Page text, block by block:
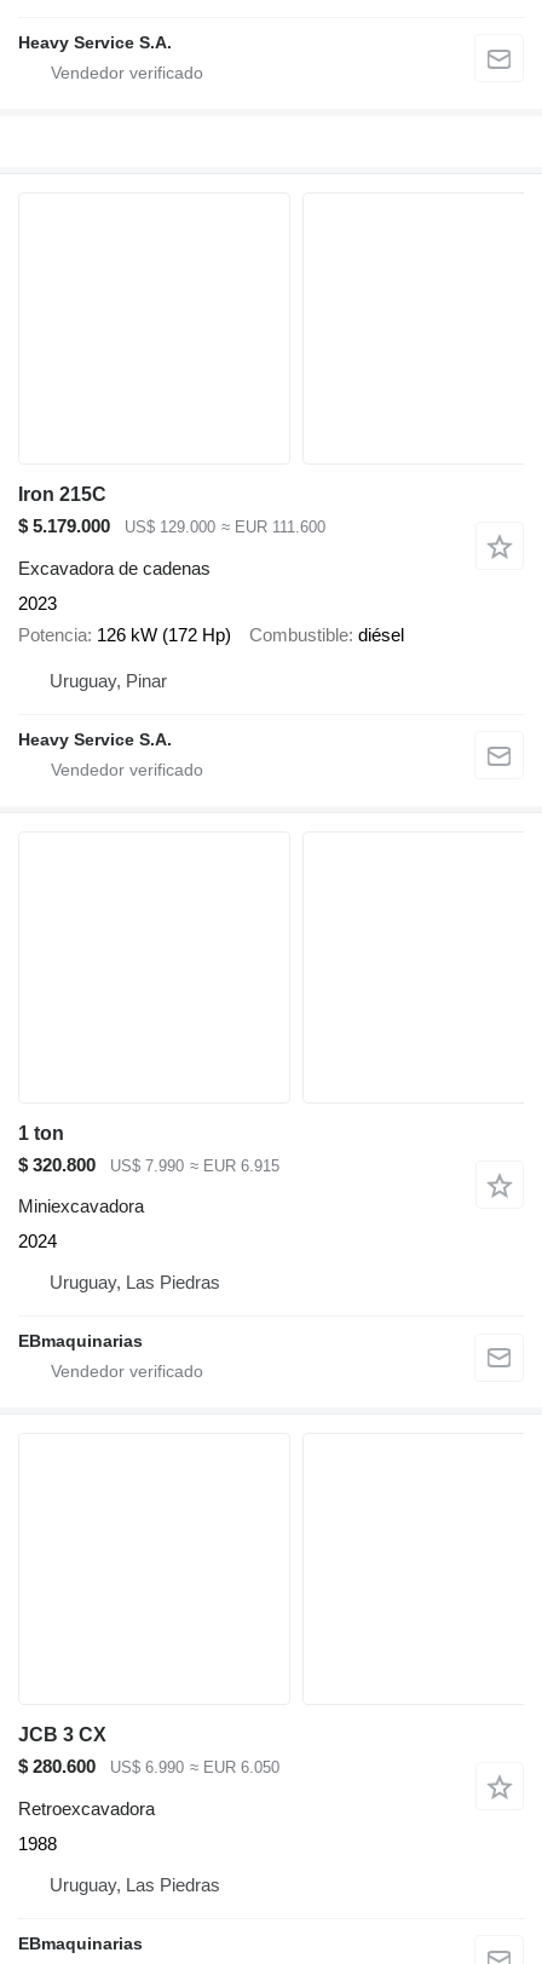
Heavy Service S.A.
Iron 215C
$ 5.179.000
US$ 129.000 ≈ EUR 111.600
Excavadora de cadenas
2023
Potencia 126 kW (172 Hp) Combustible diésel
Uruguay, Pinar
Heavy Service S.A.
1 ton
$ 320.800
US$ 7.990 ≈ EUR 6.915
Miniexcavadora
2024
Uruguay, Las Piedras
EBmaquinarias
JCB 3 CX
$ 280.600
US$ 6.990 ≈ EUR 6.050
Retroexcavadora
1988
Uruguay, Las Piedras
EBmaquinarias